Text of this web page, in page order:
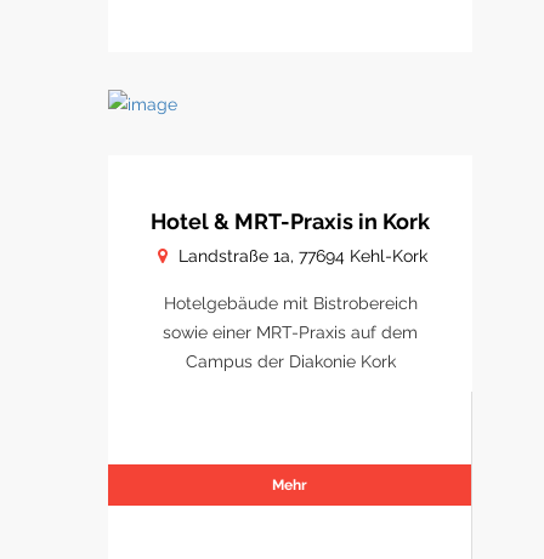
Hotel & MRT-Praxis in Kork
Landstraße 1a, 77694 Kehl-Kork
Hotelgebäude mit Bistrobereich
sowie einer MRT-Praxis auf dem
Campus der Diakonie Kork
Mehr